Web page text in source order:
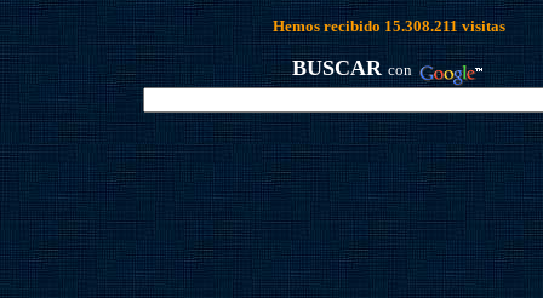
Hemos recibido 15.308.211 visitas
BUSCAR con